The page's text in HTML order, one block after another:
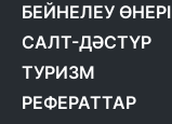
БЕЙНЕЛЕУ ӨНЕРІ
САЛТ-ДӘСТҮР
ТУРИЗМ
РЕФЕРАТТАР